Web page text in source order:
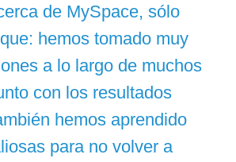
de MySpace, sólo
hemos tomado muy
a lo largo de muchos
con los resultados
hemos aprendido
para no volver a